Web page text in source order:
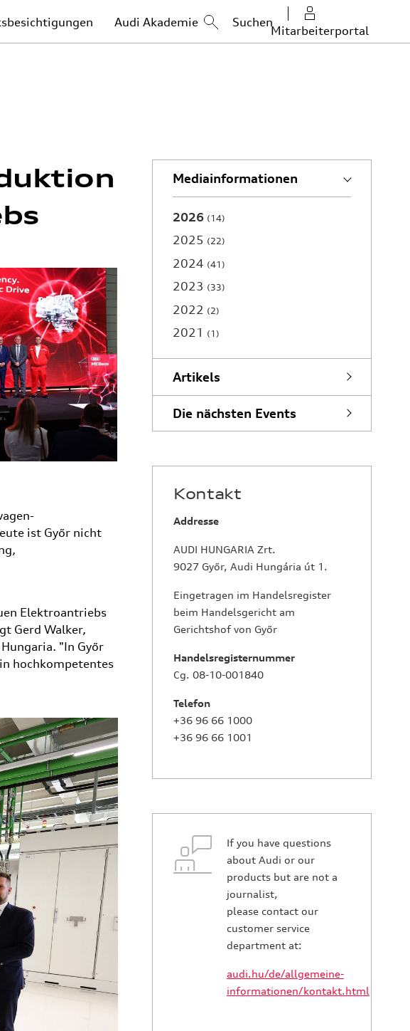
Audi Akademie
Mitarbeiterportal
ist Győr nicht
Elektroantriebs
Gerd Walker,
"In Győr
hochkompetentes
Mediainformationen
2026 14
2025 22
2024 41
2023 33
2022 2
2021 1
Artikels
Die nächsten Events
Kontakt
Addresse
AUDI HUNGARIA Zrt.
9027 Győr, Audi Hungária út 1.
Eingetragen im Handelsregister
beim Handelsgericht am
Gerichtshof von Győr
Handelsregisternummer
Cg. 08-10-001840
Telefon
+36 96 66 1000
+36 96 66 1001
If you have questions
about Audi or our
products but are not a
journalist,
please contact our
customer service
department at:
audi.hu/de/allgemeine-
informationen/kontakt.html